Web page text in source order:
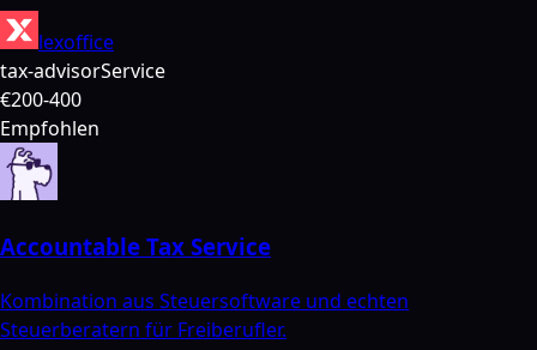
lexoffice
tax-advisorService
€200-400
Empfohlen
Accountable Tax Service
Kombination aus Steuersoftware und echten
Steuerberatern für Freiberufler.